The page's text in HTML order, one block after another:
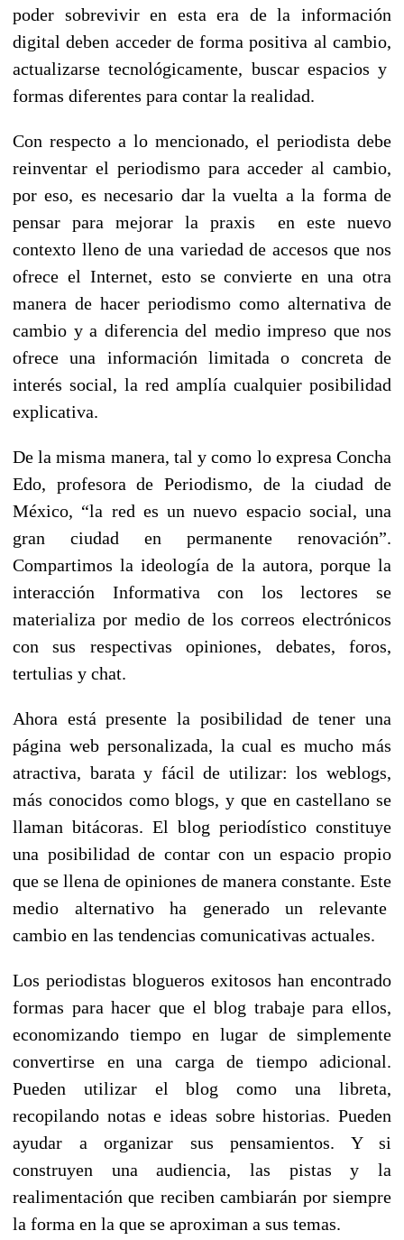
poder sobrevivir en esta era de la información
digital deben acceder de forma positiva al cambio,
actualizarse tecnológicamente, buscar espacios y
formas diferentes para contar la realidad.
Con respecto a lo mencionado, el periodista debe
reinventar el periodismo para acceder al cambio,
por eso, es necesario dar la vuelta a la forma de
pensar para mejorar la praxis en este nuevo
contexto lleno de una variedad de accesos que nos
ofrece el Internet, esto se convierte en una otra
manera de hacer periodismo como alternativa de
cambio y a diferencia del medio impreso que nos
ofrece una información limitada o concreta de
interés social, la red amplía cualquier posibilidad
explicativa.
De la misma manera, tal y como lo expresa Concha
Edo, profesora de Periodismo, de la ciudad de
México, “la red es un nuevo espacio social, una
gran ciudad en permanente renovación”.
Compartimos la ideología de la autora, porque la
interacción Informativa con los lectores se
materializa por medio de los correos electrónicos
con sus respectivas opiniones, debates, foros,
tertulias y chat.
Ahora está presente la posibilidad de tener una
página web personalizada, la cual es mucho más
atractiva, barata y fácil de utilizar: los weblogs,
más conocidos como blogs, y que en castellano se
llaman bitácoras. El blog periodístico constituye
una posibilidad de contar con un espacio propio
que se llena de opiniones de manera constante. Este
medio alternativo ha generado un relevante
cambio en las tendencias comunicativas actuales.
Los periodistas blogueros exitosos han encontrado
formas para hacer que el blog trabaje para ellos,
economizando tiempo en lugar de simplemente
convertirse en una carga de tiempo adicional.
Pueden utilizar el blog como una libreta,
recopilando notas e ideas sobre historias. Pueden
ayudar a organizar sus pensamientos. Y si
construyen una audiencia, las pistas y la
realimentación que reciben cambiarán por siempre
la forma en la que se aproximan a sus temas.